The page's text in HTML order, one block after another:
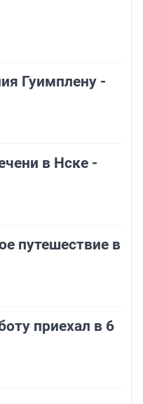
Гуимплену -
в Нске -
путешествие в
приехал в 6